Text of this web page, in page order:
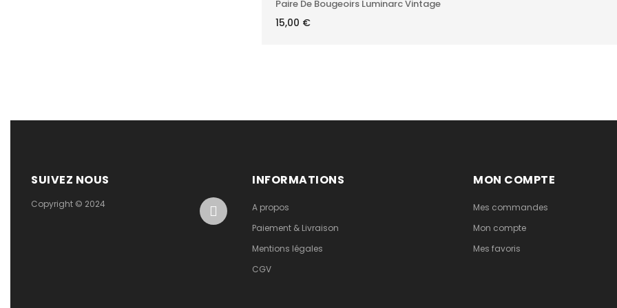
Paire De Bougeoirs Luminarc Vintage
15,00 €
SUIVEZ NOUS
Copyright © 2024
INFORMATIONS
A propos
Paiement & Livraison
Mentions légales
CGV
MON COMPTE
Mes commandes
Mon compte
Mes favoris